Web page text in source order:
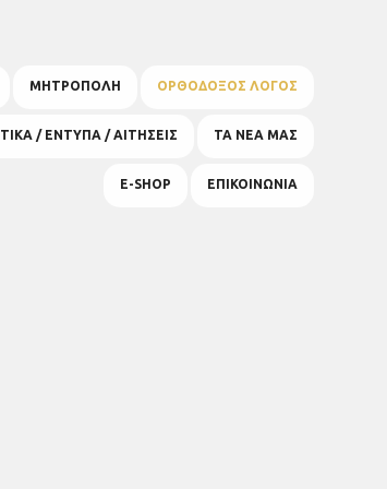
ΜΗΤΡΟΠΟΛΗ ΟΡΘΟΔΟΞΟΣ ΛΟΓΟΣ
/ ΕΝΤΥΠΑ / ΑΙΤΗΣΕΙΣ ΤΑ ΝΕΑ ΜΑΣ
E-SHOP ΕΠΙΚΟΙΝΩΝΙΑ